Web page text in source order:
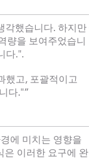
각했습니다. 하지만
량을 보여주었습니
다.".
했고, 포괄적이고
다."”
에 미치는 영향을
은 이러한 요구에 완